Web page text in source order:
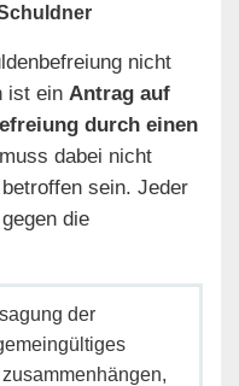
nicht
ist ein Antrag auf
durch einen
dabei nicht
sein. Jeder
die
der